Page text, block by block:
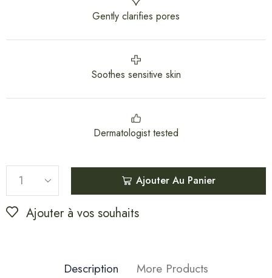
Gently clarifies pores
Soothes sensitive skin
Dermatologist tested
Ajouter Au Panier
Ajouter à vos souhaits
Description More Products